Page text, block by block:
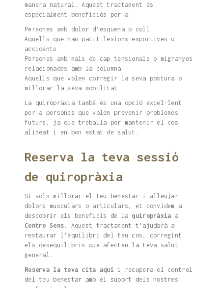
manera natural. Aquest tractament és
especialment beneficiós per a:
Persones amb dolor d’esquena o coll
Aquells que han patit lesions esportives o
accidents
Persones amb mals de cap tensionals o migranyes
relacionades amb la columna
Aquells que volen corregir la seva postura o
millorar la seva mobilitat
La quiropràxia també és una opció excel·lent
per a persones que volen prevenir problemes
futurs, ja que treballa per mantenir el cos
alineat i en bon estat de salut.
Reserva la teva sessió
de quiropràxia
Si vols millorar el teu benestar i alleujar
dolors musculars o articulars, et convidem a
descobrir els beneficis de la quiropràxia a
Centre Sens . Aquest tractament t’ajudarà a
restaurar l’equilibri del teu cos, corregint
els desequilibris que afecten la teva salut
general.
Reserva la teva cita aquí i recupera el control
del teu benestar amb el suport dels nostres